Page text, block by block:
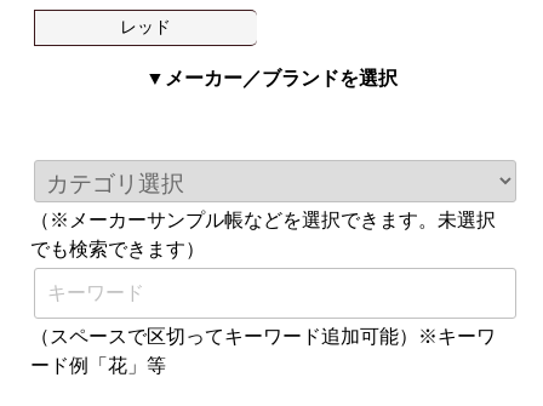
レッド
▼メーカー／ブランドを選択
（※メーカーサンプル帳などを選択できます。未選択
でも検索できます）
（スペースで区切ってキーワード追加可能）※キーワ
ード例「花」等